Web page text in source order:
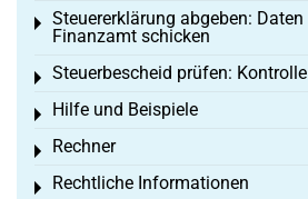
Steuererklärung abgeben:
Finanzamt schicken
Toggle menu
Steuerbescheid prüfen:
Toggle menu
Hilfe und Beispiele
Toggle menu
Rechner
Toggle menu
Rechtliche Informationen
Toggle menu